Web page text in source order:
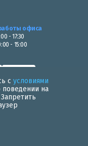
с условиями
на
офиса
- 17:30
- 15:00
данных